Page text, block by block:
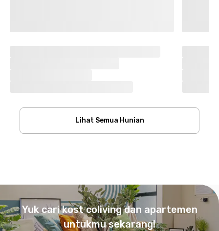
Lihat Semua Hunian
Yuk cari kost coliving dan apartemen
untukmu sekarang!